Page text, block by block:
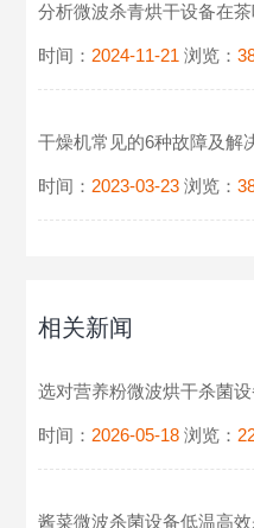
分析微波杀青烘干设备在
时间： 2024-11-21 浏览：
干燥机常见的6种故障及解
时间： 2023-03-23 浏览：
相关新闻
选对营养粉微波烘干杀菌
时间： 2026-05-18 浏览：
酱菜微波杀菌设备低温高